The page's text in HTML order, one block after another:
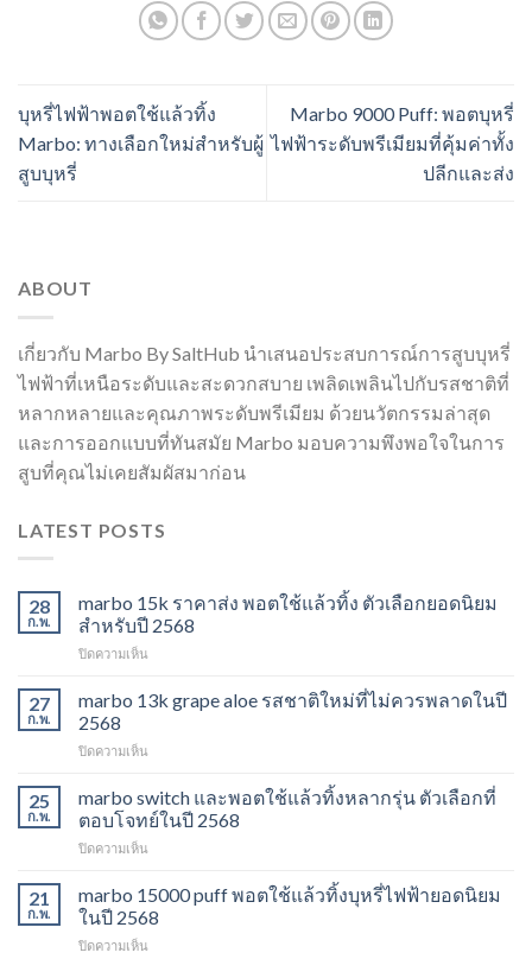
บุหรี่ไฟฟ้าพอตใช้แล้วทิ้ง
Marbo: ทางเลือกใหม่สำหรับผู้
สูบบุหรี่
Marbo 9000 Puff: พอตบุหรี่
ไฟฟ้าระดับพรีเมียมที่คุ้มค่าทั้ง
ปลีกและส่ง
ABOUT
เกี่ยวกับ Marbo By SaltHub นำเสนอประสบการณ์การสูบบุหรี่
ไฟฟ้าที่เหนือระดับและสะดวกสบาย เพลิดเพลินไปกับรสชาติที่
หลากหลายและคุณภาพระดับพรีเมียม ด้วยนวัตกรรมล่าสุด
และการออกแบบที่ทันสมัย Marbo มอบความพึงพอใจในการ
สูบที่คุณไม่เคยสัมผัสมาก่อน
LATEST POSTS
28
ก.พ.
marbo 15k ราคาส่ง พอตใช้แล้วทิ้ง ตัวเลือกยอดนิยม
สำหรับปี 2568
ปิดความเห็น
15k
ราคา
พอต
แล้ว
ทิ้ง
เลือก
นิยม
สำหรับ
27
ก.พ.
marbo 13k grape aloe รสชาติใหม่ที่ไม่ควรพลาดในปี
2568
ปิดความเห็น
13k
grape
aloe
รสชาติ
ที่
ไม่
พลาด
25
ก.พ.
marbo switch และพอตใช้แล้วทิ้งหลากรุ่น ตัวเลือกที่
ตอบโจทย์ในปี 2568
ปิดความเห็น
switch
พอต
ใช้
21
ก.พ.
marbo 15000 puff พอตใช้แล้วทิ้งบุหรี่ไฟฟ้ายอดนิยม
ในปี 2568
ปิดความเห็น